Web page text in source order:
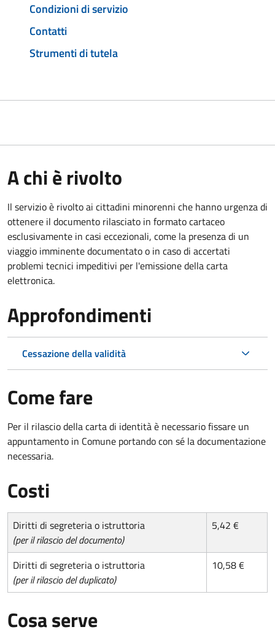
Condizioni di servizio
Contatti
Strumenti di tutela
A chi è rivolto
Il servizio è rivolto ai cittadini minorenni che hanno urgenza di
ottenere il documento rilasciato in formato cartaceo
esclusivamente in casi eccezionali, come la presenza di un
viaggio imminente documentato o in caso di accertati
problemi tecnici impeditivi per l'emissione della carta
elettronica.
Approfondimenti
Cessazione della validità
Come fare
Per il rilascio della carta di identità è necessario fissare un
appuntamento in Comune portando con sé la documentazione
necessaria.
Costi
Diritti di segreteria o istruttoria
(per il rilascio del documento)
5,42 €
Diritti di segreteria o istruttoria
(per il rilascio del duplicato)
10,58 €
Cosa serve